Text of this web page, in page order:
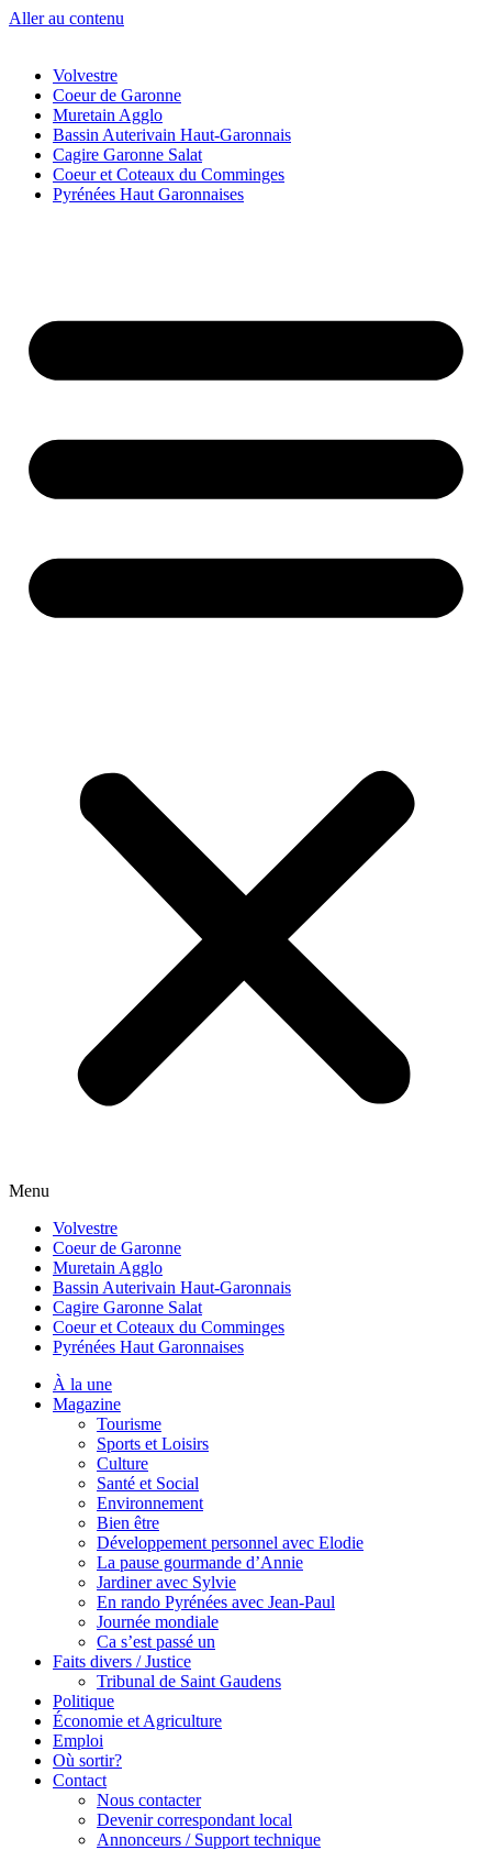
Aller au contenu
Volvestre
Coeur de Garonne
Muretain Agglo
Bassin Auterivain Haut-Garonnais
Cagire Garonne Salat
Coeur et Coteaux du Comminges
Pyrénées Haut Garonnaises
Menu
Volvestre
Coeur de Garonne
Muretain Agglo
Bassin Auterivain Haut-Garonnais
Cagire Garonne Salat
Coeur et Coteaux du Comminges
Pyrénées Haut Garonnaises
À la une
Magazine
Tourisme
Sports et Loisirs
Culture
Santé et Social
Environnement
Bien être
Développement personnel avec Elodie
La pause gourmande d’Annie
Jardiner avec Sylvie
En rando Pyrénées avec Jean-Paul
Journée mondiale
Ca s’est passé un
Faits divers / Justice
Tribunal de Saint Gaudens
Politique
Économie et Agriculture
Emploi
Où sortir?
Contact
Nous contacter
Devenir correspondant local
Annonceurs / Support technique